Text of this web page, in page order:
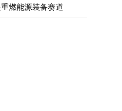
燃能源装备赛道